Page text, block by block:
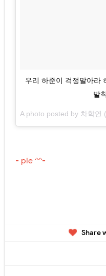
우리 하준이 걱정말아라
발
A photo posted by 차학연
- pie ^^-
Share